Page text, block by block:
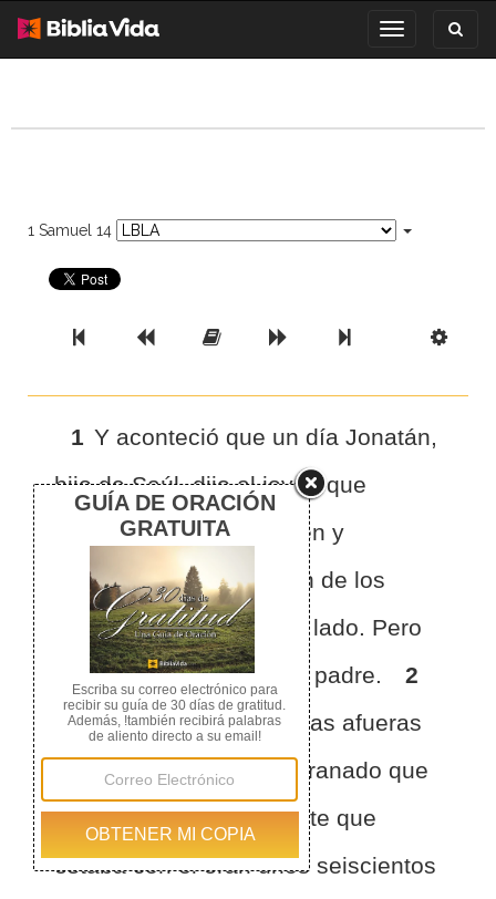
Toggle
navigation
1 Samuel 14
Previous BookPrevious Chapter
Read the Full Chapter
Next Chapter
Next Book
1 Y aconteció que un día Jonatán,
hijo de Saúl, dijo al joven que
llevaba su armadura: Ven y
pasemos a la guarnición de los
filisteos que está al otro lado. Pero
no se lo hizo saber a su padre.
2
Saúl estaba situado en las afueras
de Guibeá, debajo del granado que
está en Migrón, y la gente que
estaba con él eran unos seiscientos